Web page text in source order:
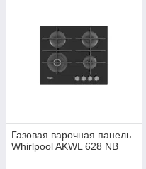
Газовая варочная панель
Whirlpool AKWL 628 NB